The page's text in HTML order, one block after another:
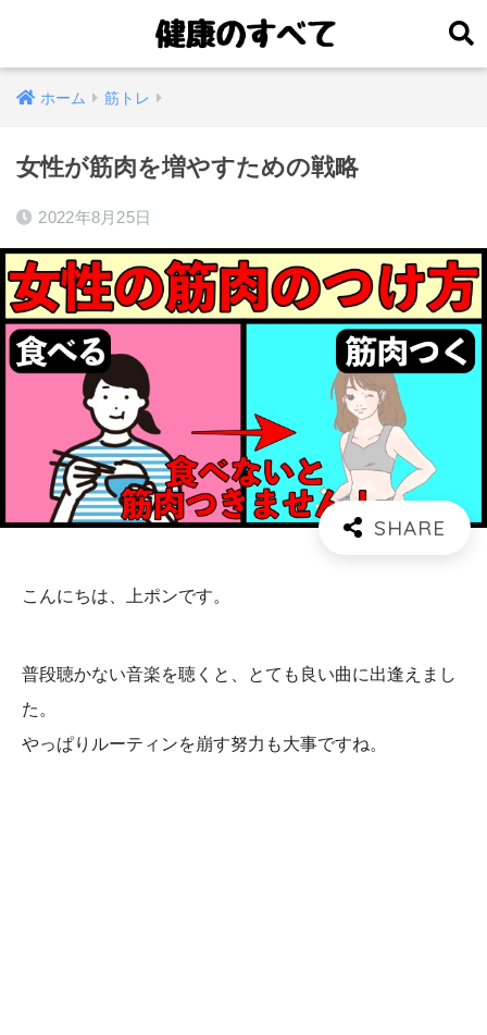
ホーム 筋トレ
女性が筋肉を増やすための戦略
2022年8月25日
こんにちは、上ポンです。
普段聴かない音楽を聴くと、とても良い曲に出逢えまし
た。
やっぱりルーティンを崩す努力も大事ですね。